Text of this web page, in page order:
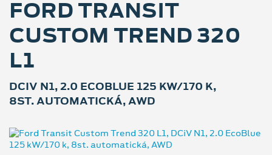
FORD TRANSIT
CUSTOM TREND 320
L1
DCIV N1, 2.0 ECOBLUE 125 KW/170 K,
8ST. AUTOMATICKÁ, AWD